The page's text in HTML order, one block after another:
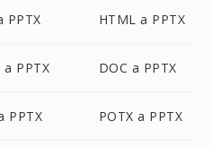
PPTX HTML a PPTX
a PPTX DOC a PPTX
PPTX POTX a PPTX